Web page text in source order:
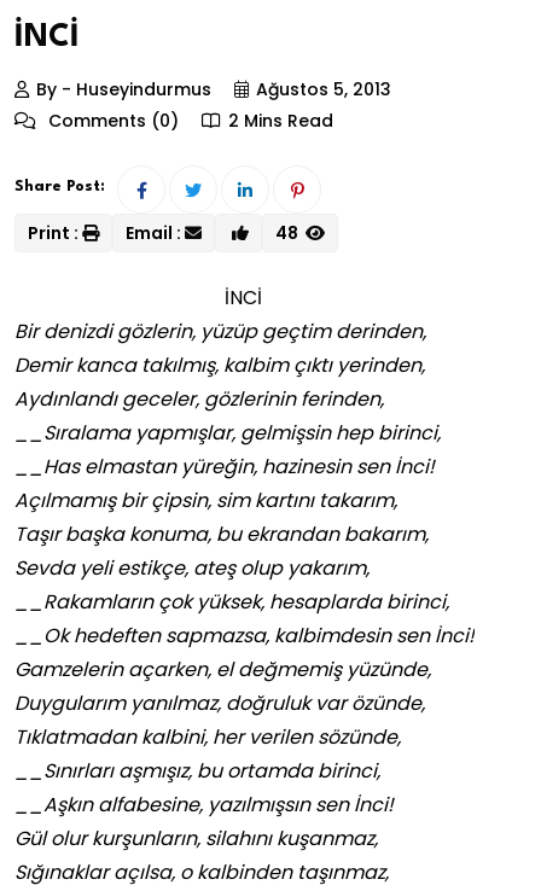
İNCİ
By - Huseyindurmus
Ağustos 5, 2013
Comments (0)
2 Mins Read
Share Post:
Print : Email : 48
İNCİ
Bir denizdi gözlerin, yüzüp geçtim derinden,
Demir kanca takılmış, kalbim çıktı yerinden,
Aydınlandı geceler, gözlerinin ferinden,
__Sıralama yapmışlar, gelmişsin hep birinci,
__Has elmastan yüreğin, hazinesin sen İnci!
Açılmamış bir çipsin, sim kartını takarım,
Taşır başka konuma, bu ekrandan bakarım,
Sevda yeli estikçe, ateş olup yakarım,
__Rakamların çok yüksek, hesaplarda birinci,
__Ok hedeften sapmazsa, kalbimdesin sen İnci!
Gamzelerin açarken, el değmemiş yüzünde,
Duygularım yanılmaz, doğruluk var özünde,
Tıklatmadan kalbini, her verilen sözünde,
__Sınırları aşmışız, bu ortamda birinci,
__Aşkın alfabesine, yazılmışsın sen İnci!
Gül olur kurşunların, silahını kuşanmaz,
Sığınaklar açılsa, o kalbinden taşınmaz,